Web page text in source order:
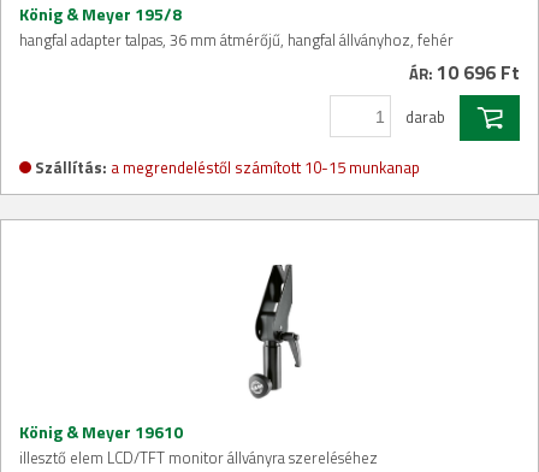
König & Meyer 195/8
hangfal adapter talpas, 36 mm átmérőjű, hangfal állványhoz, fehér
ÁR: 10 696 Ft
darab
Szállítás: a megrendeléstől számított 10-15 munkanap
König & Meyer 19610
illesztő elem LCD/TFT monitor állványra szereléséhez